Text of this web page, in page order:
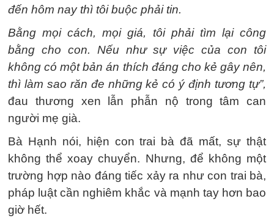
đến hôm nay thì tôi buộc phải tin.
Bằng mọi cách, mọi giá, tôi phải tìm lại công
bằng cho con. Nếu như sự việc của con tôi
không có một bản án thích đáng cho kẻ gây nên,
thì làm sao răn đe những kẻ có ý định tương tự”,
đau thương xen lẫn phẫn nộ trong tâm can
người mẹ già.
Bà Hạnh nói, hiện con trai bà đã mất, sự thật
không thể xoay chuyển. Nhưng, để không một
trường hợp nào đáng tiếc xảy ra như con trai bà,
pháp luật cần nghiêm khắc và mạnh tay hơn bao
giờ hết.